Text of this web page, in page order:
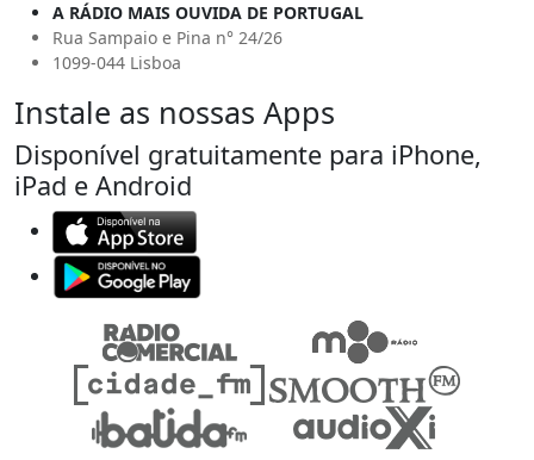
A RÁDIO MAIS OUVIDA DE PORTUGAL
Rua Sampaio e Pina n° 24/26
1099-044 Lisboa
Instale as nossas Apps
Disponível gratuitamente para iPhone,
iPad e Android